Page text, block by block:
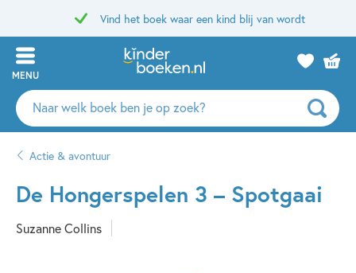
Vind het boek waar een kind blij van wordt
MENU
Zoeken
naar
auteurs
uitgevers
Actie & avontuur
De Hongerspelen 3 – Spotgaai
Suzanne Collins